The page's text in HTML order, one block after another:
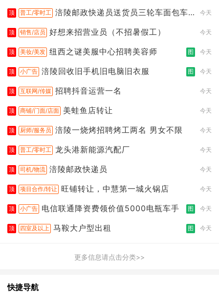
顶 普工/零时工 涪陵邮政快递员送货员三轮车面包车
今天
顶 销售/店员 好想来招营业员（不招暑假工） 今天
顶 美妆/美发 纽西之谜美服中心招聘美容师 图 今天
顶 小广告 涪陵回收旧手机旧电脑旧衣服 图 今天
顶 互联网/传媒 招聘抖音运营一名 今天
顶 商铺/门面/店面 美蛙鱼店转让 今天
顶 厨师/服务员 涪陵一烧烤招聘烤工两名 男女不限 今天
顶 普工/零时工 龙头港新能源汽配厂 今天
顶 司机/物流 涪陵邮政快递员 今天
顶 项目合作/转让 旺铺转让，中慧第一城火锅店 今天
顶 小广告 电信联通降资费领价值5000电瓶车手 图 今天
顶 四室及以上 马鞍大户型出租 图 今天
更多信息请点击分类>>
快捷导航